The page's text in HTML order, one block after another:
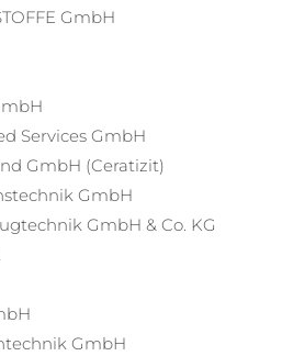
GmbH
Services GmbH
GmbH (Ceratizit)
GmbH
GmbH & Co. KG
GmbH